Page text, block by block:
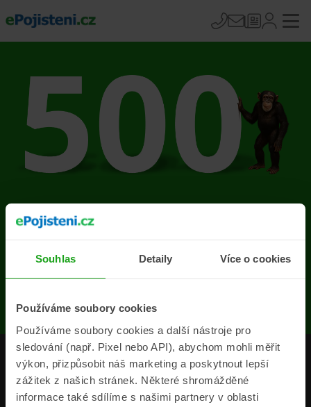
Souhlas Detaily Více o cookies
Používáme soubory cookies
Používáme soubory cookies a další nástroje pro
sledování (např. Pixel nebo API), abychom mohli měřit
výkon, přizpůsobit náš marketing a poskytnout lepší
zážitek z našich stránek. Některé shromážděné
informace také sdílíme s našimi partnery v oblasti
Na stránce se vyskytla
chyba
Produkty
Pojišťovny